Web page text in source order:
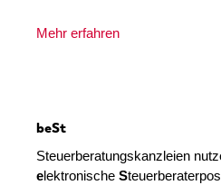
Mehr erfahren
beSt
Steuerberatungskanzleien
elektronische S